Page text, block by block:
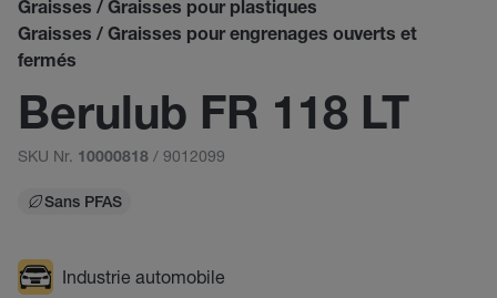
Graisses / Graisses pour plastiques
Graisses / Graisses pour engrenages ouverts et
fermés
Berulub FR 118 LT
SKU Nr. 10000818 / 9012099
Sans PFAS
Industrie automobile